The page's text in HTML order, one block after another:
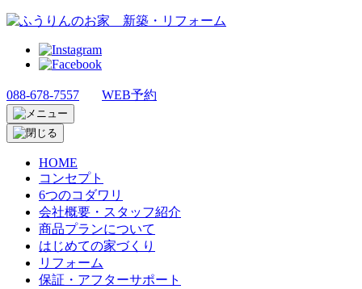
088-678-7557 WEB予約
HOME
コンセプト
6つのコダワリ
会社概要・スタッフ紹介
商品プランについて
はじめての家づくり
リフォーム
保証・アフターサポート